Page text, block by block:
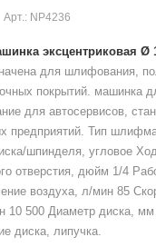
Арт.: NP4236
эксцентриковая Ø
для шлифования,
покрытий. машинка
для автосервисов,
предприятий. Тип
шпинделя, угловое
отверстия, дюйм 1/4
воздуха, л/мин 85
10 500 Диаметр диска, мм
диска, липучка.